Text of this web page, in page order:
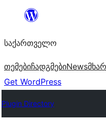
შიგთავსზე
საქართველო
თემებიჩადგმებიNews
Get WordPress
Plugin Directory